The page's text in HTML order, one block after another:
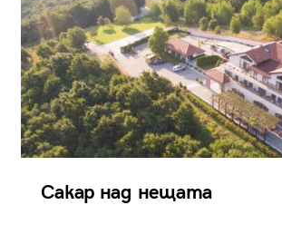
Сакар над нещата